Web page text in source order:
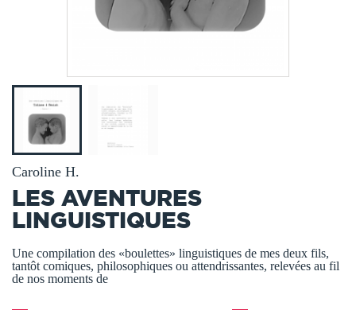
Caroline H.
LES AVENTURES
LINGUISTIQUES
Une compilation des «boulettes» linguistiques de mes deux fils,
tantôt comiques, philosophiques ou attendrissantes, relevées au fil
de nos moments de